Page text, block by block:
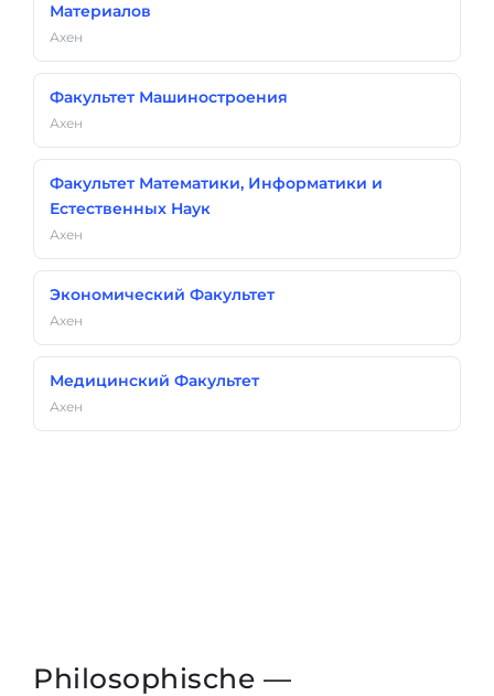
Материалов
Ахен
Факультет Машиностроения
Ахен
Факультет Математики, Информатики и
Естественных Наук
Ахен
Экономический Факультет
Ахен
Медицинский Факультет
Ахен
Philosophische —